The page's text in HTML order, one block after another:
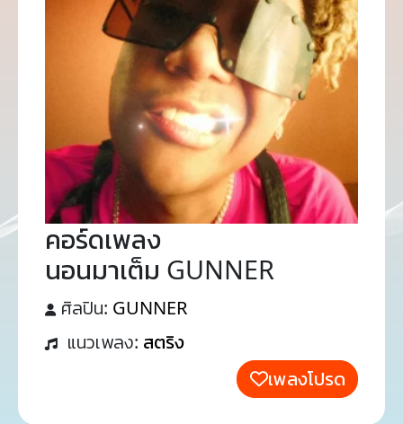
คอร์ดเพลง
นอนมาเต็ม GUNNER
ศิลปิน: GUNNER
แนวเพลง: สตริง
เพลงโปรด